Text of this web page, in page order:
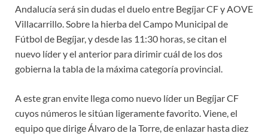
Andalucía será sin dudas el duelo entre Begíjar CF y AOVE
Villacarrillo. Sobre la hierba del Campo Municipal de
Fútbol de Begíjar, y desde las 11:30 horas, se citan el
nuevo líder y el anterior para dirimir cuál de los dos
gobierna la tabla de la máxima categoría provincial.
A este gran envite llega como nuevo líder un Begíjar CF
cuyos números le sitúan ligeramente favorito. Viene, el
equipo que dirige Álvaro de la Torre, de enlazar hasta diez